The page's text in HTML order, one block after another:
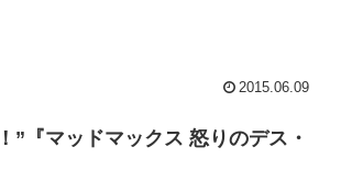
2015.06.09
”『マッドマックス 怒りのデス・